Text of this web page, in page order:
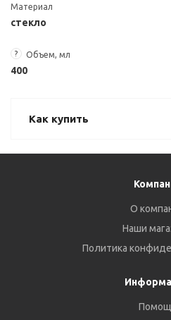
Материал
стекло
? Объем, мл
400
Как купить
О
Наши
Политика